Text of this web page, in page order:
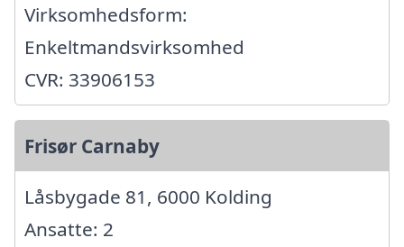
Virksomhedsform:
Enkeltmandsvirksomhed
CVR: 33906153
Frisør Carnaby
Låsbygade 81, 6000 Kolding
Ansatte: 2